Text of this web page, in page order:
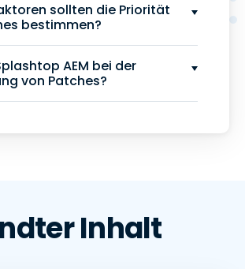
sollten die Priorität
bestimmen?
AEM bei der
von Patches?
Inhalt